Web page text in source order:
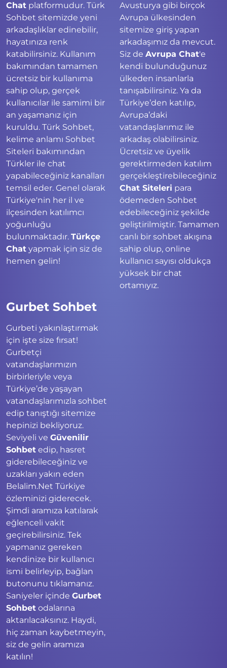
Chat platformudur. Türk
Sohbet sitemizde yeni
arkadaşlıklar edinebilir,
hayatınıza renk
katabilirsiniz. Kullanım
bakımından tamamen
ücretsiz bir kullanıma
sahip olup, gerçek
kullanıcılar ile samimi bir
an yaşamanız için
kuruldu. Türk Sohbet,
kelime anlamı Sohbet
Siteleri bakımından
Türkler ile chat
yapabileceğiniz kanalları
temsil eder. Genel olarak
Türkiye'nin her il ve
ilçesinden katılımcı
yoğunluğu
bulunmaktadır. Türkçe
Chat yapmak için siz de
hemen gelin!
Avusturya gibi birçok
Avrupa ülkesinden
sitemize giriş yapan
arkadaşımız da mevcut.
Siz de Avrupa Chat'e
kendi bulunduğunuz
ülkeden insanlarla
tanışabilirsiniz. Ya da
Türkiye’den katılıp,
Avrupa’daki
vatandaşlarımız ile
arkadaş olabilirsiniz.
Ücretsiz ve üyelik
gerektirmeden katılım
gerçekleştirebileceğiniz
Chat Siteleri para
ödemeden Sohbet
edebileceğiniz şekilde
geliştirilmiştir. Tamamen
canlı bir sohbet akışına
sahip olup, online
kullanıcı sayısı oldukça
yüksek bir chat
ortamıyız.
Gurbet Sohbet
Gurbeti yakınlaştırmak
için işte size fırsat!
Gurbetçi
vatandaşlarımızın
birbirleriyle veya
Türkiye’de yaşayan
vatandaşlarımızla sohbet
edip tanıştığı sitemize
hepinizi bekliyoruz.
Seviyeli ve Güvenilir
Sohbet edip, hasret
giderebileceğiniz ve
uzakları yakın eden
Belalim.Net Türkiye
özleminizi giderecek.
Şimdi aramıza katılarak
eğlenceli vakit
geçirebilirsiniz. Tek
yapmanız gereken
kendinize bir kullanıcı
ismi belirleyip, bağlan
butonunu tıklamanız.
Saniyeler içinde Gurbet
Sohbet odalarına
aktarılacaksınız. Haydi,
hiç zaman kaybetmeyin,
siz de gelin aramıza
katılın!